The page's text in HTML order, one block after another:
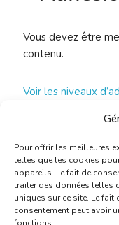
Pour offrir les meilleures
telles que les cookies
appareils. Le fait de
traiter des données telles
uniques sur ce site. Le
consentement peut avoir
Vous devez être
contenu.
Voir les niveaux